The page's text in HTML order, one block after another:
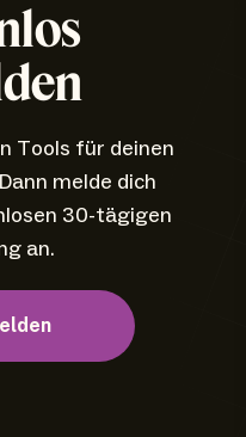
Tools für deinen
melde dich
30-tägigen
an.